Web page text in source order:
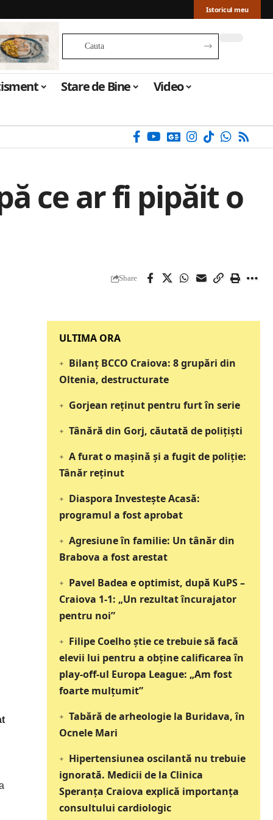
Istoricul meu
Stare de Bine Video
ce ar fi pipăit o
Share
‎‎‎‎‎‎‎ULTIMA ORA
Bilanț BCCO Craiova: 8 grupări din
Oltenia, destructurate
Gorjean reținut pentru furt în serie
Tânără din Gorj, căutată de polițiști
A furat o mașină și a fugit de poliție:
Tânăr reținut
Diaspora Investește Acasă:
programul a fost aprobat
Agresiune în familie: Un tânăr din
Brabova a fost arestat
Pavel Badea e optimist, după KuPS –
Craiova 1-1: „Un rezultat încurajator
pentru noi”
Filipe Coelho știe ce trebuie să facă
elevii lui pentru a obține calificarea în
play-off-ul Europa League: „Am fost
foarte mulțumit”
Tabără de arheologie la Buridava, în
Ocnele Mari
Hipertensiunea oscilantă nu trebuie
ignorată. Medicii de la Clinica
Speranța Craiova explică importanța
consultului cardiologic